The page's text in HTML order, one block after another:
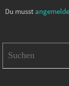
Du musst